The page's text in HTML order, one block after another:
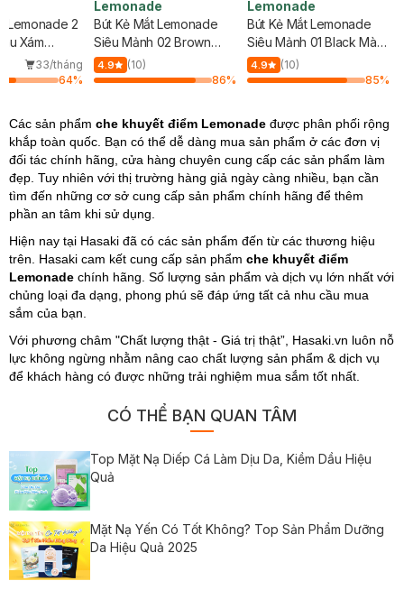
Lemonade 2
Xám
33/tháng
64%
Lemonade
Bút Kẻ Mắt Lemonade
Siêu Mảnh 02 Brown
Nâu Đậm 1g
4.9
(10)
86%
Lemonade
Bút Kẻ Mắt Lemonade
Siêu Mảnh 01 Black Màu
Đen 1g
4.9
(10)
85%
Các sản phẩm che khuyết điểm Lemonade được phân phối rộng
khắp toàn quốc. Bạn có thể dễ dàng mua sản phẩm ở các đơn vị
đối tác chính hãng, cửa hàng chuyên cung cấp các sản phẩm làm
đẹp. Tuy nhiên với thị trường hàng giả ngày càng nhiều, bạn cần
tìm đến những cơ sở cung cấp sản phẩm chính hãng để thêm
phần an tâm khi sử dụng.
Hiện nay tại Hasaki đã có các sản phẩm đến từ các thương hiệu
trên. Hasaki cam kết cung cấp sản phẩm che khuyết điểm
Lemonade chính hãng. Số lượng sản phẩm và dịch vụ lớn nhất với
chủng loại đa dạng, phong phú sẽ đáp ứng tất cả nhu cầu mua
sắm của bạn.
Với phương châm "Chất lượng thật - Giá trị thật”, Hasaki.vn luôn nỗ
lực không ngừng nhằm nâng cao chất lượng sản phẩm & dịch vụ
để khách hàng có được những trải nghiệm mua sắm tốt nhất.
CÓ THỂ BẠN QUAN TÂM
Top Mặt Nạ Diếp Cá Làm Dịu Da, Kiềm Dầu Hiệu
Quả
Mặt Nạ Yến Có Tốt Không? Top Sản Phẩm Dưỡng
Da Hiệu Quả 2025